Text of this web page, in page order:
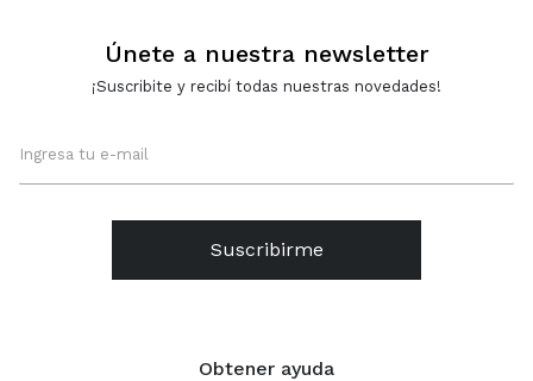
Obtener ayuda
Únete a nuestra newsletter
¡Suscribite y recibí todas nuestras novedades!
Suscribirme